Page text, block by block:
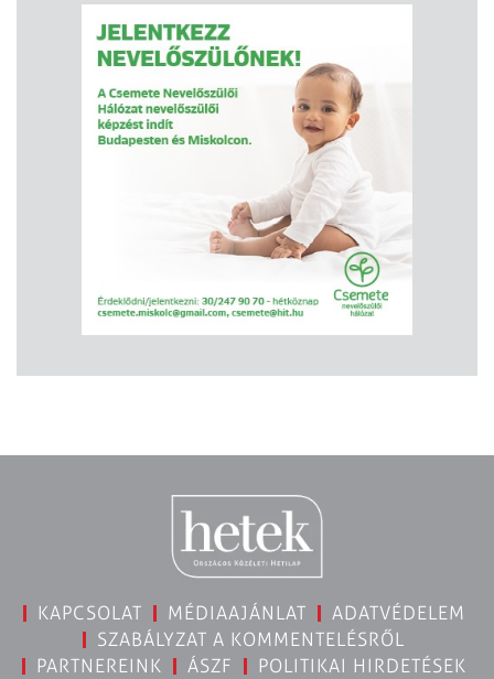
KAPCSOLAT MÉDIAAJÁNLAT
ADATVÉDELEM
SZABÁLYZAT A KOMMENTELÉSRŐL
PARTNEREINK
ÁSZF
POLITIKAI HIRDETÉSEK